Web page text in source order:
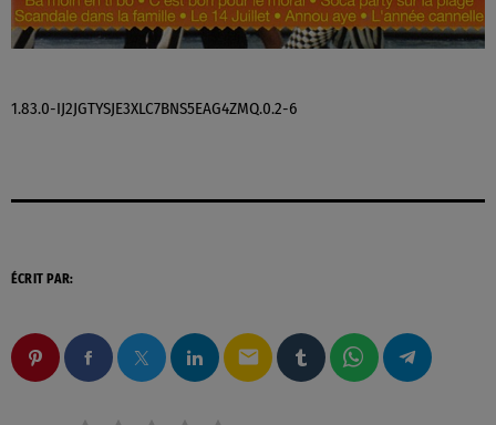
1.83.0-IJ2JGTYSJE3XLC7BNS5EAG4ZMQ.0.2-6
ÉCRIT PAR:
email